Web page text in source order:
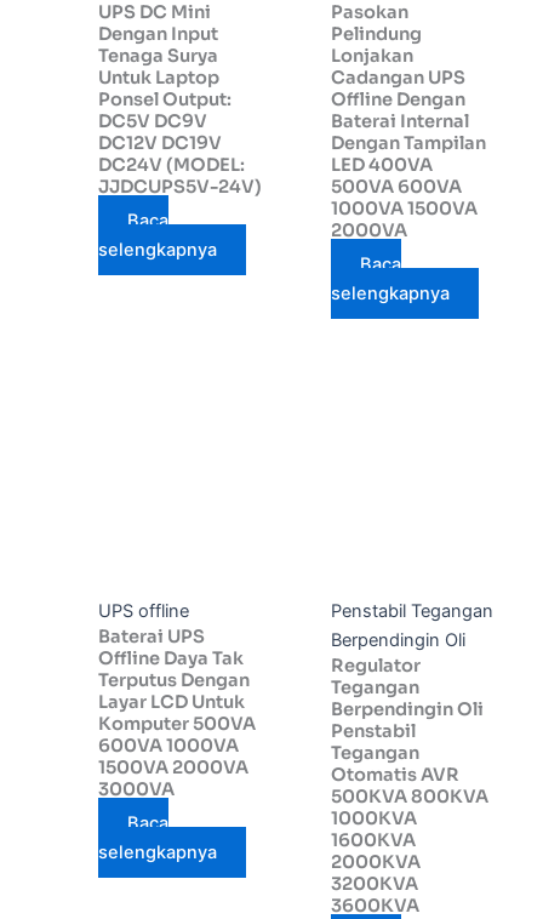
UPS DC Mini
Dengan Input
Tenaga Surya
Untuk Laptop
Ponsel Output:
DC5V DC9V
DC12V DC19V
DC24V (MODEL:
JJDCUPS5V-24V)
Baca
selengkapnya
Pasokan
Pelindung
Lonjakan
Cadangan UPS
Offline Dengan
Baterai Internal
Dengan Tampilan
LED 400VA
500VA 600VA
1000VA 1500VA
2000VA
Baca
selengkapnya
UPS offline
Baterai UPS
Offline Daya Tak
Terputus Dengan
Layar LCD Untuk
Komputer 500VA
600VA 1000VA
1500VA 2000VA
3000VA
Baca
selengkapnya
Penstabil Tegangan
Berpendingin Oli
Regulator
Tegangan
Berpendingin Oli
Penstabil
Tegangan
Otomatis AVR
500KVA 800KVA
1000KVA
1600KVA
2000KVA
3200KVA
3600KVA